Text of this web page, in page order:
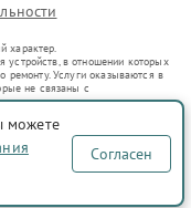
характер.
устройств, в отношении которых
ремонту. Услуги оказываются в
не связаны с
оборот в соответствии
услуг или введения
предоставляемых услугах по
офертой, определяемой
можете
Согласен